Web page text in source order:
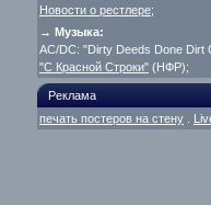
Новости о рестлере;
→ Музыка:
AC/DC: "Dirty Deeds Done Dirt
"С Красной Строки" (НФР);
Реклама
печать постеров на стену